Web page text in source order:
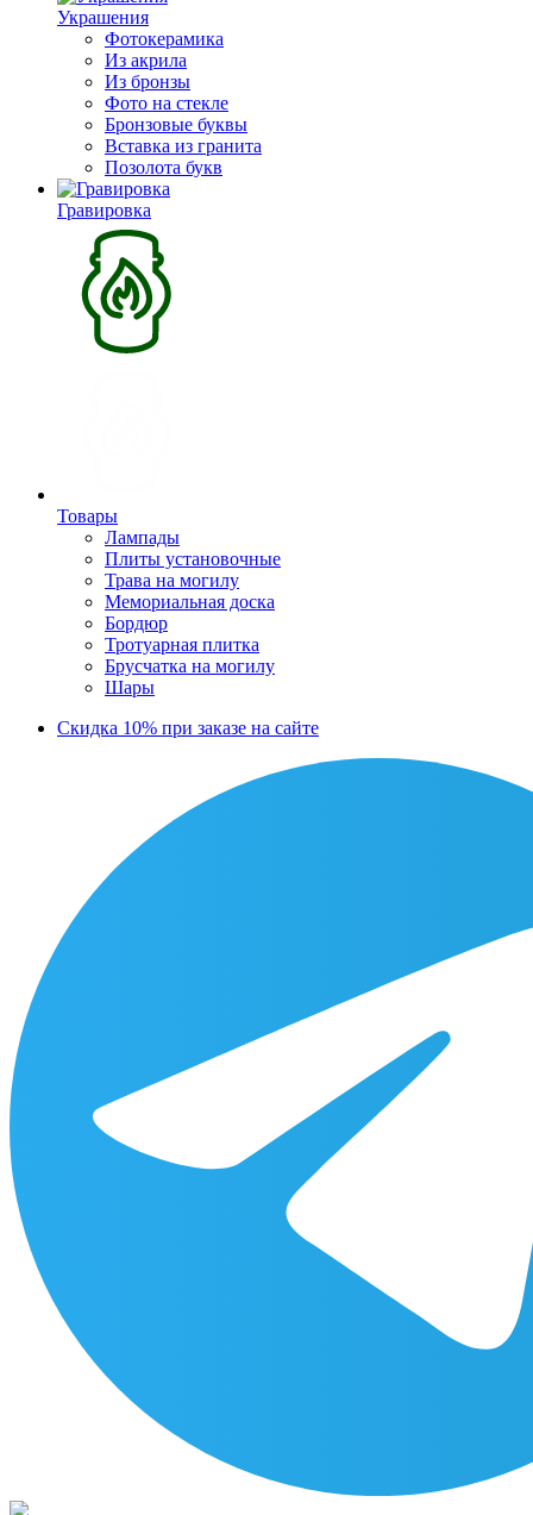
Украшения
Фотокерамика
Из акрила
Из бронзы
Фото на стекле
Бронзовые буквы
Вставка из гранита
Позолота букв
Гравировка
Товары
Лампады
Плиты установочные
Трава на могилу
Мемориальная доска
Бордюр
Тротуарная плитка
Брусчатка на могилу
Шары
Скидка 10% при заказе на сайте